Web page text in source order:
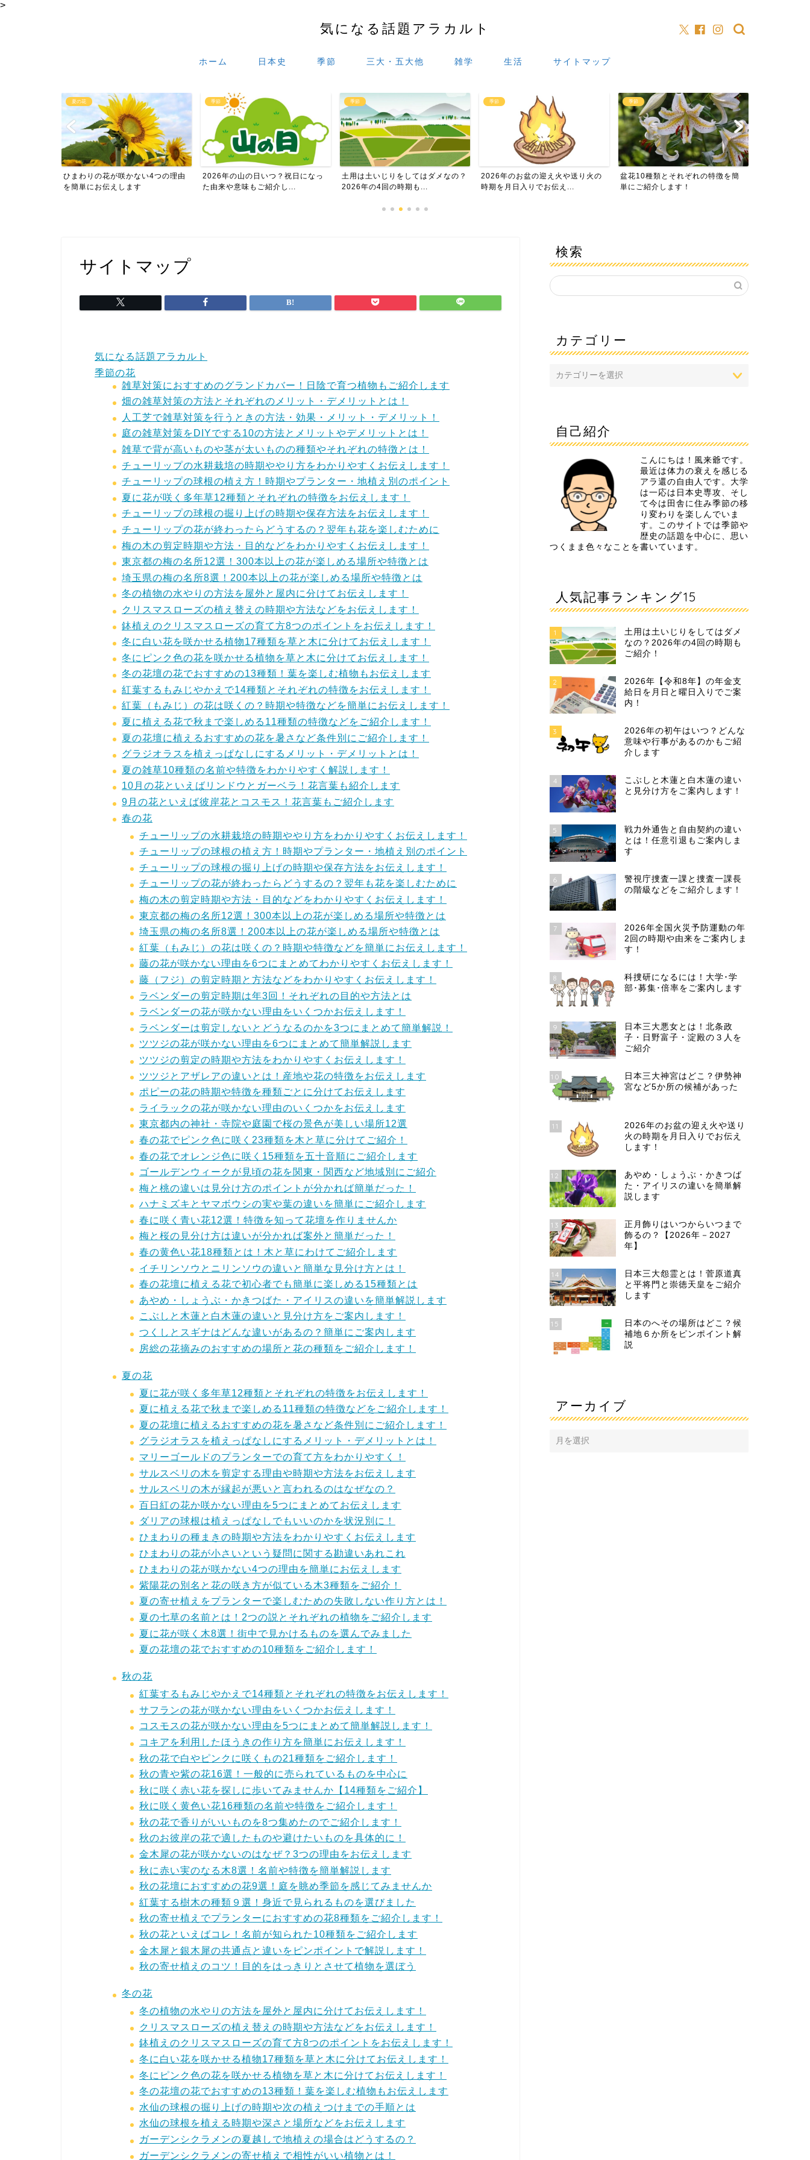
>
気になる話題アラカルト
ホーム 日本史 季節 三大・五大他 雑学 生活 サイトマップ
季節
2026年の山の日いつ？祝日になっ
た由来や意味もご紹介し...
季節
土用は土いじりをしてはダメなの？
2026年の4回の時期も...
季節
2026年のお盆の迎え火や送り火の
時期を月日入りでお伝え...
季節
盆花10種類とそれぞれの特徴を簡
単にご紹介します！
縁起
縁起のいい言葉50選！2文字と4文
字の熟語と意味をご紹介...
サイトマップ
気になる話題アラカルト
季節の花
雑草対策におすすめのグランドカバー！日陰で育つ植物もご紹介します
畑の雑草対策の方法とそれぞれのメリット・デメリットとは！
人工芝で雑草対策を行うときの方法・効果・メリット・デメリット！
庭の雑草対策をDIYでする10の方法とメリットやデメリットとは！
雑草で背が高いものや茎が太いものの種類やそれぞれの特徴とは！
チューリップの水耕栽培の時期ややり方をわかりやすくお伝えします！
チューリップの球根の植え方！時期やプランター・地植え別のポイント
夏に花が咲く多年草12種類とそれぞれの特徴をお伝えします！
チューリップの球根の掘り上げの時期や保存方法をお伝えします！
チューリップの花が終わったらどうするの？翌年も花を楽しむために
梅の木の剪定時期や方法・目的などをわかりやすくお伝えします！
東京都の梅の名所12選！300本以上の花が楽しめる場所や特徴とは
埼玉県の梅の名所8選！200本以上の花が楽しめる場所や特徴とは
冬の植物の水やりの方法を屋外と屋内に分けてお伝えします！
クリスマスローズの植え替えの時期や方法などをお伝えします！
鉢植えのクリスマスローズの育て方8つのポイントをお伝えします！
冬に白い花を咲かせる植物17種類を草と木に分けてお伝えします！
冬にピンク色の花を咲かせる植物を草と木に分けてお伝えします！
冬の花壇の花でおすすめの13種類！葉を楽しむ植物もお伝えします
紅葉するもみじやかえで14種類とそれぞれの特徴をお伝えします！
紅葉（もみじ）の花は咲くの？時期や特徴などを簡単にお伝えします！
夏に植える花で秋まで楽しめる11種類の特徴などをご紹介します！
夏の花壇に植えるおすすめの花を暑さなど条件別にご紹介します！
グラジオラスを植えっぱなしにするメリット・デメリットとは！
夏の雑草10種類の名前や特徴をわかりやすく解説します！
10月の花といえばリンドウとガーベラ！花言葉も紹介します
9月の花といえば彼岸花とコスモス！花言葉もご紹介します
春の花
チューリップの水耕栽培の時期ややり方をわかりやすくお伝えします！
チューリップの球根の植え方！時期やプランター・地植え別のポイント
チューリップの球根の掘り上げの時期や保存方法をお伝えします！
チューリップの花が終わったらどうするの？翌年も花を楽しむために
梅の木の剪定時期や方法・目的などをわかりやすくお伝えします！
東京都の梅の名所12選！300本以上の花が楽しめる場所や特徴とは
埼玉県の梅の名所8選！200本以上の花が楽しめる場所や特徴とは
紅葉（もみじ）の花は咲くの？時期や特徴などを簡単にお伝えします！
藤の花が咲かない理由を6つにまとめてわかりやすくお伝えします！
藤（フジ）の剪定時期と方法などをわかりやすくお伝えします！
ラベンダーの剪定時期は年3回！それぞれの目的や方法とは
ラベンダーの花が咲かない理由をいくつかお伝えします！
ラベンダーは剪定しないとどうなるのかを3つにまとめて簡単解説！
ツツジの花が咲かない理由を6つにまとめて簡単解説します
ツツジの剪定の時期や方法をわかりやすくお伝えします！
ツツジとアザレアの違いとは！産地や花の特徴をお伝えします
ポピーの花の時期や特徴を種類ごとに分けてお伝えします
ライラックの花が咲かない理由のいくつかをお伝えします
東京都内の神社・寺院や庭園で桜の景色が美しい場所12選
春の花でピンク色に咲く23種類を木と草に分けてご紹介！
春の花でオレンジ色に咲く15種類を五十音順にご紹介します
ゴールデンウィークが見頃の花を関東・関西など地域別にご紹介
梅と桃の違いは見分け方のポイントが分かれば簡単だった！
ハナミズキとヤマボウシの実や葉の違いを簡単にご紹介します
春に咲く青い花12選！特徴を知って花壇を作りませんか
梅と桜の見分け方は違いが分かれば案外と簡単だった！
春の黄色い花18種類とは！木と草にわけてご紹介します
イチリンソウとニリンソウの違いと簡単な見分け方とは！
春の花壇に植える花で初心者でも簡単に楽しめる15種類とは
あやめ・しょうぶ・かきつばた・アイリスの違いを簡単解説します
こぶしと木蓮と白木蓮の違いと見分け方をご案内します！
つくしとスギナはどんな違いがあるの？簡単にご案内します
房総の花摘みのおすすめの場所と花の種類をご紹介します！
夏の花
夏に花が咲く多年草12種類とそれぞれの特徴をお伝えします！
夏に植える花で秋まで楽しめる11種類の特徴などをご紹介します！
夏の花壇に植えるおすすめの花を暑さなど条件別にご紹介します！
グラジオラスを植えっぱなしにするメリット・デメリットとは！
マリーゴールドのプランターでの育て方をわかりやすく！
サルスベリの木を剪定する理由や時期や方法をお伝えします
サルスベリの木が縁起が悪いと言われるのはなぜなの？
百日紅の花か咲かない理由を5つにまとめてお伝えします
ダリアの球根は植えっぱなしでもいいのかを状況別に！
ひまわりの種まきの時期や方法をわかりやすくお伝えします
ひまわりの花が小さいという疑問に関する勘違いあれこれ
ひまわりの花が咲かない4つの理由を簡単にお伝えします
紫陽花の別名と花の咲き方が似ている木3種類をご紹介！
夏の寄せ植えをプランターで楽しむための失敗しない作り方とは！
夏の七草の名前とは！2つの説とそれぞれの植物をご紹介します
夏に花が咲く木8選！街中で見かけるものを選んでみました
夏の花壇の花でおすすめの10種類をご紹介します！
秋の花
紅葉するもみじやかえで14種類とそれぞれの特徴をお伝えします！
サフランの花が咲かない理由をいくつかお伝えします！
コスモスの花が咲かない理由を5つにまとめて簡単解説します！
コキアを利用したほうきの作り方を簡単にお伝えします！
秋の花で白やピンクに咲くもの21種類をご紹介します！
秋の青や紫の花16選！一般的に売られているものを中心に
秋に咲く赤い花を探しに歩いてみませんか【14種類をご紹介】
秋に咲く黄色い花16種類の名前や特徴をご紹介します！
秋の花で香りがいいものを8つ集めたのでご紹介します！
秋のお彼岸の花で適したものや避けたいものを具体的に！
金木犀の花が咲かないのはなぜ？3つの理由をお伝えします
秋に赤い実のなる木8選！名前や特徴を簡単解説します
秋の花壇におすすめの花9選！庭を眺め季節を感じてみませんか
紅葉する樹木の種類９選！身近で見られるものを選びました
秋の寄せ植えでプランターにおすすめの花8種類をご紹介します！
秋の花といえばコレ！名前が知られた10種類をご紹介します
金木犀と銀木犀の共通点と違いをピンポイントで解説します！
秋の寄せ植えのコツ！目的をはっきりとさせて植物を選ぼう
冬の花
冬の植物の水やりの方法を屋外と屋内に分けてお伝えします！
クリスマスローズの植え替えの時期や方法などをお伝えします！
鉢植えのクリスマスローズの育て方8つのポイントをお伝えします！
冬に白い花を咲かせる植物17種類を草と木に分けてお伝えします！
冬にピンク色の花を咲かせる植物を草と木に分けてお伝えします！
冬の花壇の花でおすすめの13種類！葉を楽しむ植物もお伝えします
水仙の球根の掘り上げの時期や次の植えつけまでの手順とは
水仙の球根を植える時期や深さと場所などをお伝えします
ガーデンシクラメンの夏越しで地植えの場合はどうするの？
ガーデンシクラメンの寄せ植えで相性がいい植物とは！
検索
カテゴリー
自己紹介
こんにちは！風来爺です。
最近は体力の衰えを感じる
アラ還の自由人です。大学
は一応は日本史専攻、そし
て今は田舎に住み季節の移
り変わりを楽しんでいま
す。このサイトでは季節や
歴史の話題を中心に、思い
つくまま色々なことを書いています。
人気記事ランキング15
1
土用は土いじりをしてはダメ
なの？2026年の4回の時期も
ご紹介！
2
2026年【令和8年】の年金支
給日を月日と曜日入りでご案
内！
3
2026年の初午はいつ？どんな
意味や行事があるのかもご紹
介します
4
こぶしと木蓮と白木蓮の違い
と見分け方をご案内します！
5
戦力外通告と自由契約の違い
とは！任意引退もご案内しま
す
6
警視庁捜査一課と捜査一課長
の階級などをご紹介します！
7
2026年全国火災予防運動の年
2回の時期や由来をご案内しま
す！
8
科捜研になるには！大学･学
部･募集･倍率をご案内します
9
日本三大悪女とは！北条政
子・日野富子・淀殿の３人を
ご紹介
10
日本三大神宮はどこ？伊勢神
宮など5か所の候補があった
11
2026年のお盆の迎え火や送り
火の時期を月日入りでお伝え
します！
12
あやめ・しょうぶ・かきつば
た・アイリスの違いを簡単解
説します
13
正月飾りはいつからいつまで
飾るの？【2026年－2027
年】
14
日本三大怨霊とは！菅原道真
と平将門と崇徳天皇をご紹介
します
15
日本のへその場所はどこ？候
補地６か所をピンポイント解
説
アーカイブ